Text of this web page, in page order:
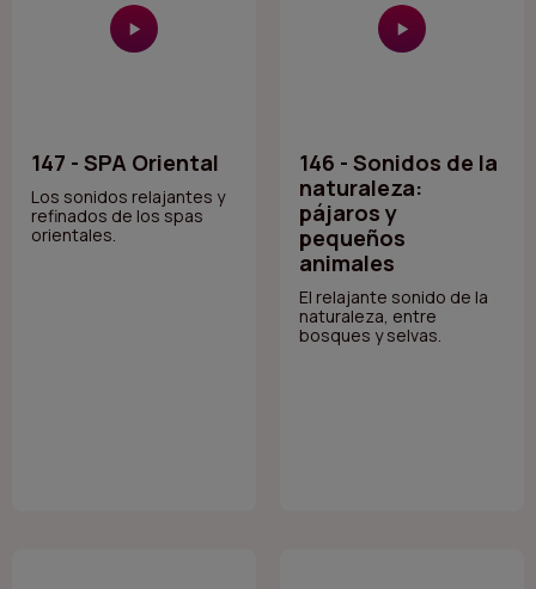
147 - SPA Oriental
Los sonidos relajantes y
refinados de los spas
orientales.
146 - Sonidos de la
naturaleza:
pájaros y
pequeños
animales
El relajante sonido de la
naturaleza, entre
bosques y selvas.